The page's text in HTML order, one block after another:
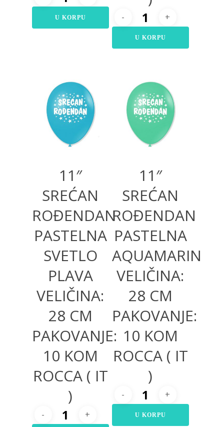
U KORPU
U KORPU
300,00RSD
11″
SREĆAN
ROĐENDAN
PASTELNA
SVETLO
PLAVA
VELIČINA:
28 CM
PAKOVANJE:
10 KOM
ROCCA ( IT
)
300,00RSD
11″
SREĆAN
ROĐENDAN
PASTELNA
AQUAMARIN
VELIČINA:
28 CM
PAKOVANJE:
10 KOM
ROCCA ( IT
)
U KORPU